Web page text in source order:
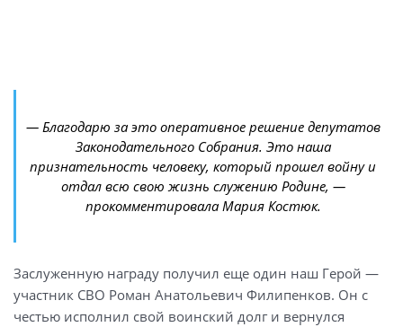
— Благодарю за это оперативное решение депутатов
Законодательного Собрания. Это наша
признательность человеку, который прошел войну и
отдал всю свою жизнь служению Родине, —
прокомментировала Мария Костюк.
Заслуженную награду получил еще один наш Герой —
участник СВО Роман Анатольевич Филипенков. Он с
честью исполнил свой воинский долг и вернулся